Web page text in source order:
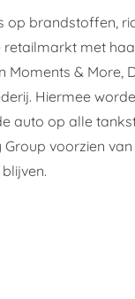
op brandstoffen,
retailmarkt met
Moments & More,
Hiermee
auto op alle
Group voorzien